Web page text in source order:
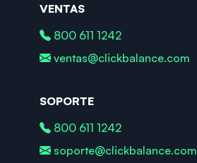
VENTAS
800 611 1242
ventas@clickbalance.com
SOPORTE
800 611 1242
soporte@clickbalance.com